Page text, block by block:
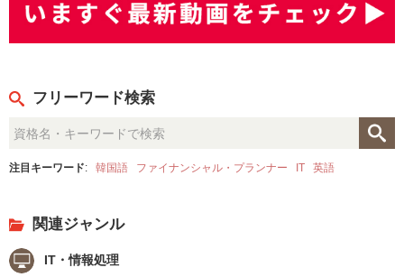
フリーワード検索
注目キーワード: 韓国語 ファイナンシャル・プランナー IT 英語
関連ジャンル
IT・情報処理